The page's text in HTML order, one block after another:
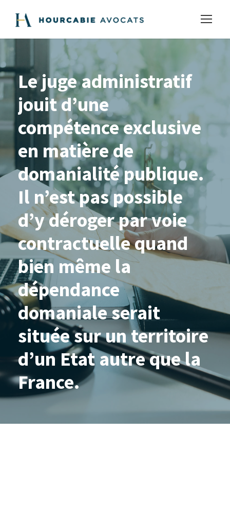
Le juge administratif
jouit d’une
compétence exclusive
en matière de
domanialité publique.
Il n’est pas possible
d’y déroger par voie
contractuelle quand
bien même la
dépendance
domaniale serait
située sur un territoire
d’un Etat autre que la
France.